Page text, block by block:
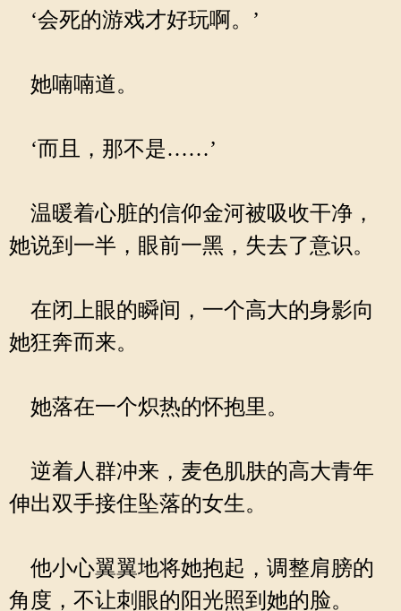
‘会死的游戏才好玩啊。’
她喃喃道。
‘而且，那不是……’
温暖着心脏的信仰金河被吸收干净，
她说到一半，眼前一黑，失去了意识。
在闭上眼的瞬间，一个高大的身影向
她狂奔而来。
她落在一个炽热的怀抱里。
逆着人群冲来，麦色肌肤的高大青年
伸出双手接住坠落的女生。
他小心翼翼地将她抱起，调整肩膀的
角度，不让刺眼的阳光照到她的脸。